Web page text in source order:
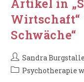
Am
Artikel in
Wirtschaft“
Schwäche“
Beitrags-
Autor:
Sandra
Beitrags-
Psychotherapie